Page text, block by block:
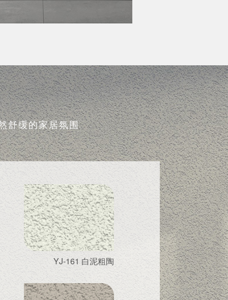
舒缓的家居氛围
YJ-161 白泥粗陶